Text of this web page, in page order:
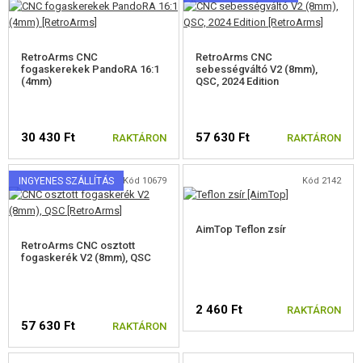
RetroArms CNC
fogaskerekek PandoRA 16:1
(4mm)
30 430 Ft RAKTÁRON
RetroArms CNC
sebességváltó V2 (8mm),
QSC, 2024 Edition
57 630 Ft RAKTÁRON
INGYENES SZÁLLÍTÁS Kód 10679
RetroArms CNC osztott
fogaskerék V2 (8mm), QSC
57 630 Ft RAKTÁRON
Kód 2142
AimTop Teflon zsír
2 460 Ft RAKTÁRON